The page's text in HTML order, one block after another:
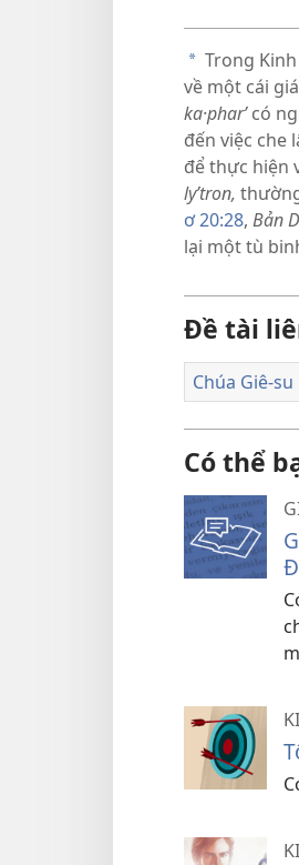
a Trong
về một cái
ka·pharʹcó
đến việc che
để thực hiện
lyʹtron,
ơ 20:28, Bản
lại một tù
Đề tài
Chúa Giê-su
Có thể